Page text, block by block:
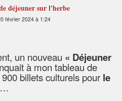
déjeuner sur l'herbe
février 2024 à 1:24
un nouveau « Déjeuner
à mon tableau de
900 billets culturels pour le
…